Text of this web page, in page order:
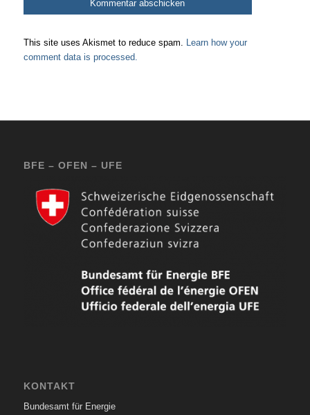
This site uses Akismet to reduce spam. Learn how your
comment data is processed.
BFE – OFEN – UFE
KONTAKT
Bundesamt für Energie